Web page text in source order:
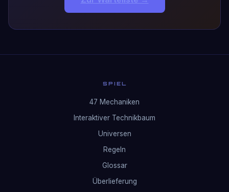
SPIEL
47 Mechaniken
Interaktiver Technikbaum
Universen
Regeln
Glossar
Überlieferung